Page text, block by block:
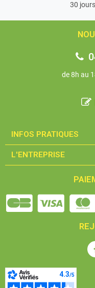
30
de 8h au
INFOS PRATIQUES​
L'ENTREPRISE​